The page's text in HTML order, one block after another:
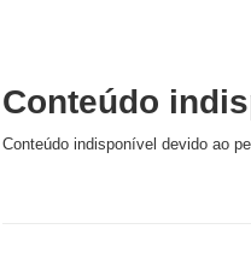
Conteúdo
Conteúdo indisponível devido ao